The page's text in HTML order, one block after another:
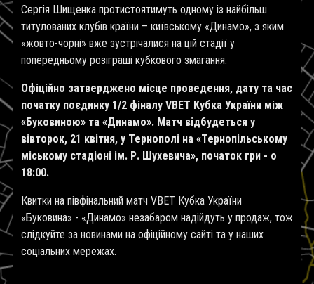
Сергія Шищенка протистоятимуть одному із найбільш
титулованих клубів країни – київському «Динамо», з яким
«жовто-чорні» вже зустрічалися на цій стадії у
попередньому розіграші кубкового змагання.
Офіційно затверджено місце проведення, дату та час
початку поєдинку 1/2 фіналу VBET Кубка України між
«Буковиною» та «Динамо». Матч відбудеться у
вівторок, 21 квітня, у Тернополі на «Тернопільському
міському стадіоні ім. Р. Шухевича», початок гри - о
18:00.
Квитки на півфінальний матч VBET Кубка України
«Буковина» - «Динамо» незабаром надійдуть у продаж, тож
слідкуйте за новинами на офіційному сайті та у наших
соціальних мережах.